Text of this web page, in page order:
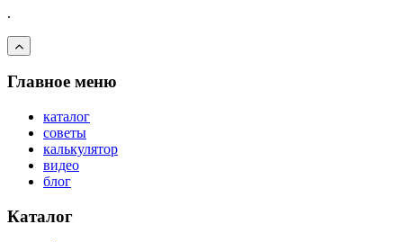
.
Главное меню
каталог
советы
калькулятор
видео
блог
Каталог